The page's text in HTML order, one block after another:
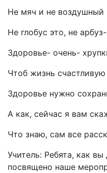
Не мяч и не воздушный
Не глобус это, не арбуз-
Здоровье- очень-
Чтоб жизнь
Здоровье нужно
А как, сейчас я вам
Что знаю, сам все
Учитель: Ребята, как
посвящено наше